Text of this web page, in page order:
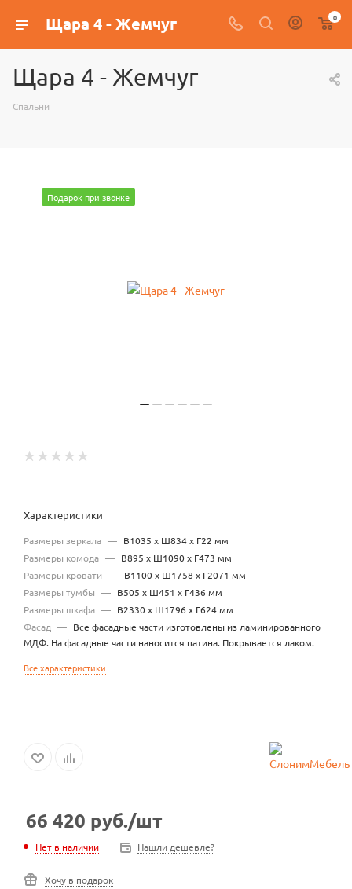
Щара 4 - Жемчуг 0
Щара 4 - Жемчуг
Спальни
Подарок при звонке
Характеристики
Размеры зеркала — В1035 х Ш834 х Г22 мм
Размеры комода — В895 х Ш1090 х Г473 мм
Размеры кровати — В1100 х Ш1758 х Г2071 мм
Размеры тумбы — В505 х Ш451 х Г436 мм
Размеры шкафа — В2330 х Ш1796 х Г624 мм
Фасад — Все фасадные части изготовлены из ламинированного
МДФ. На фасадные части наносится патина. Покрывается лаком.
Все характеристики
66 420 руб./шт
Нет в наличии Нашли дешевле?
Хочу в подарок